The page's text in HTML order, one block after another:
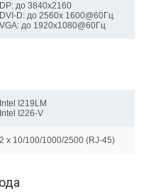
DP: до 3840x2160
DVI-D: до 2560x 1600@60Гц
VGA: до 1920x1080@60Гц
Intel I219LM
Intel I226-V
2 x 10/100/1000/2500 (RJ-45)